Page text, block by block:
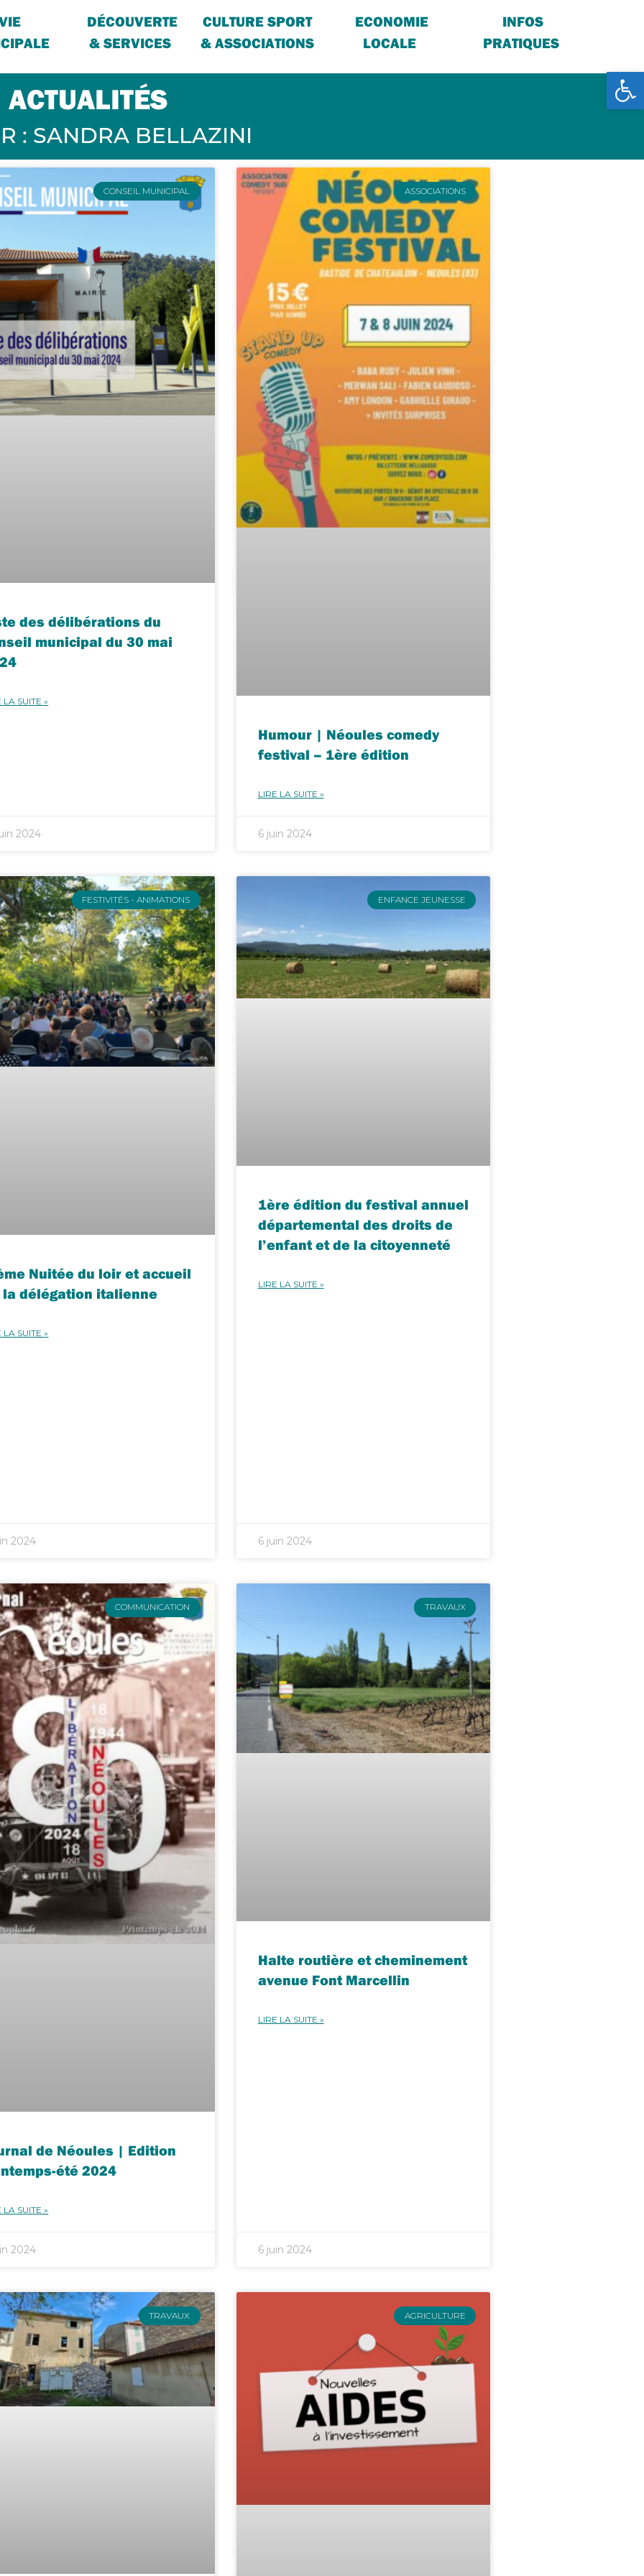
DÉCOUVERTE
& SERVICES
CULTURE SPORT
& ASSOCIATIONS
ECONOMIE
LOCALE
INFOS
PRATIQUES
ACTUALITÉS
: SANDRA BELLAZINI
CONSEIL MUNICIPAL
des délibérations du
municipal du 30 mai
LA SUITE »
2024
ASSOCIATIONS
Humour | Néoules comedy
festival – 1ère édition
LIRE LA SUITE »
6 juin 2024
FESTIVITÉS - ANIMATIONS
Nuitée du loir et accueil
la délégation italienne
LA SUITE »
2024
ENFANCE JEUNESSE
1ère édition du festival annuel
départemental des droits de
l’enfant et de la citoyenneté
LIRE LA SUITE »
6 juin 2024
COMMUNICATION
de Néoules | Edition
été 2024
LA SUITE »
2024
TRAVAUX
Halte routière et cheminement
avenue Font Marcellin
LIRE LA SUITE »
6 juin 2024
TRAVAUX AGRICULTURE